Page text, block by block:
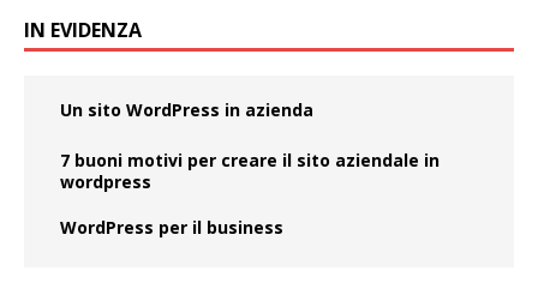
IN EVIDENZA
Un sito WordPress in azienda
7 buoni motivi per creare il sito aziendale in
wordpress
WordPress per il business